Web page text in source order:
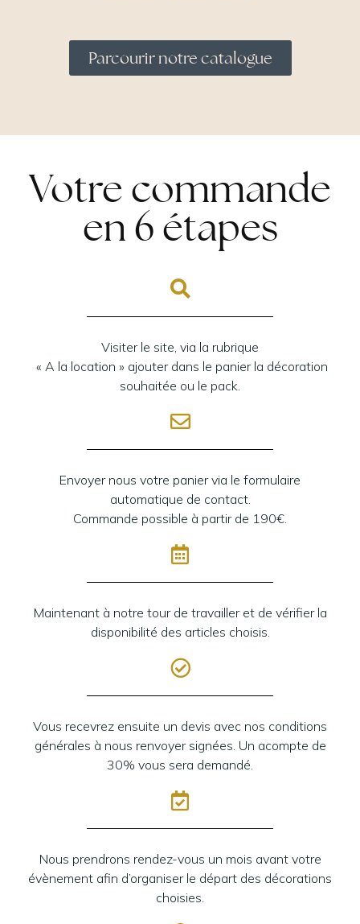
Parcourir notre catalogue
Votre commande
en 6 étapes
Visiter le site, via la rubrique
« A la location » ajouter dans le panier la décoration
souhaitée ou le pack.
Envoyer nous votre panier via le formulaire
automatique de contact.
Commande possible à partir de 190€.
Maintenant à notre tour de travailler et de vérifier la
disponibilité des articles choisis.
Vous recevrez ensuite un devis avec nos conditions
générales à nous renvoyer signées. Un acompte de
30% vous sera demandé.
Nous prendrons rendez-vous un mois avant votre
évènement afin d’organiser le départ des décorations
choisies.